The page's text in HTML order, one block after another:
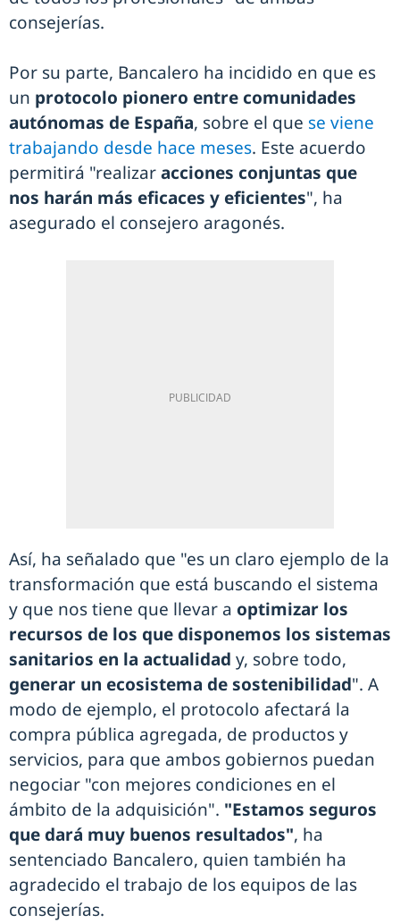
consejerías.
Por su parte, Bancalero ha incidido en que es
un protocolo pionero entre comunidades
autónomas de España, sobre el que se viene
trabajando desde hace meses. Este acuerdo
permitirá "realizaracciones conjuntas que
nos harán más eficaces y eficientes", ha
asegurado el consejero aragonés.
Así, ha señalado que "es un claro ejemplo de la
transformación que está buscando el sistema
y que nos tiene que llevar a optimizar los
recursos de los que disponemos los sistemas
sanitarios en la actualidad y, sobre todo,
generar un ecosistema de sostenibilidad". A
modo de ejemplo, el protocolo afectará la
compra pública agregada, de productos y
servicios, para que ambos gobiernos puedan
negociar "con mejores condiciones en el
ámbito de la adquisición". "Estamos seguros
que dará muy buenos resultados", ha
sentenciado Bancalero, quien también ha
agradecido el trabajo de los equipos de las
consejerías.